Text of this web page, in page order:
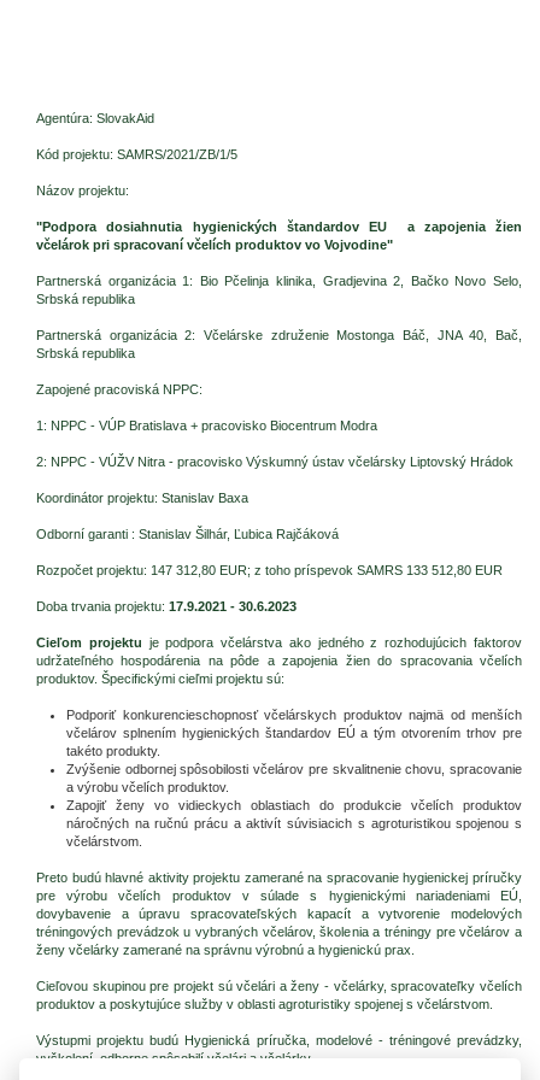
Agentúra: SlovakAid
Kód projektu: SAMRS/2021/ZB/1/5
Názov projektu:
"Podpora dosiahnutia hygienických štandardov EU a zapojenia žien
včelárok pri spracovaní včelích produktov vo Vojvodine"
Partnerská organizácia 1: Bio Pčelinja klinika, Gradjevina 2, Bačko Novo Selo,
Srbská republika
Partnerská organizácia 2: Včelárske združenie Mostonga Báč, JNA 40, Bač,
Srbská republika
Zapojené pracoviská NPPC:
1: NPPC - VÚP Bratislava + pracovisko Biocentrum Modra
2: NPPC - VÚŽV Nitra - pracovisko Výskumný ústav včelársky Liptovský Hrádok
Koordinátor projektu: Stanislav Baxa
Odborní garanti : Stanislav Šilhár, Ľubica Rajčáková
Rozpočet projektu: 147 312,80 EUR; z toho príspevok SAMRS 133 512,80 EUR
Doba trvania projektu: 17.9.2021 - 30.6.2023
Cieľom projektu je podpora včelárstva ako jedného z rozhodujúcich faktorov
udržateľného hospodárenia na pôde a zapojenia žien do spracovania včelích
produktov. Špecifickými cieľmi projektu sú:
Podporiť konkurencieschopnosť včelárskych produktov najmä od menších
včelárov splnením hygienických štandardov EÚ a tým otvorením trhov pre
takéto produkty.
Zvýšenie odbornej spôsobilosti včelárov pre skvalitnenie chovu, spracovanie
a výrobu včelích produktov.
Zapojiť ženy vo vidieckych oblastiach do produkcie včelích produktov
náročných na ručnú prácu a aktivít súvisiacich s agroturistikou spojenou s
včelárstvom.
Preto budú hlavné aktivity projektu zamerané na spracovanie hygienickej príručky
pre výrobu včelích produktov v súlade s hygienickými nariadeniami EÚ,
dovybavenie a úpravu spracovateľských kapacít a vytvorenie modelových
tréningových prevádzok u vybraných včelárov, školenia a tréningy pre včelárov a
ženy včelárky zamerané na správnu výrobnú a hygienickú prax.
Cieľovou skupinou pre projekt sú včelári a ženy - včelárky, spracovateľky včelích
produktov a poskytujúce služby v oblasti agroturistiky spojenej s včelárstvom.
Výstupmi projektu budú Hygienická príručka, modelové - tréningové prevádzky,
vyškolení, odborne spôsobilí včelári a včelárky.